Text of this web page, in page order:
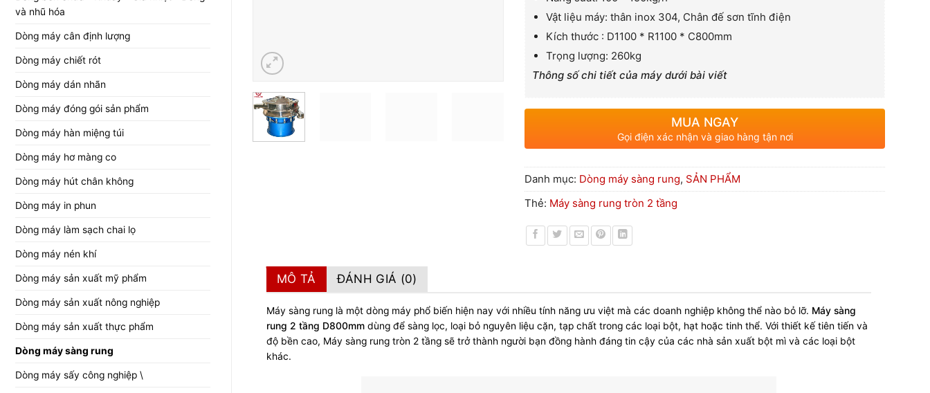
và nhũ hóa
Dòng máy cân định lượng
Dòng máy chiết rót
Dòng máy dán nhãn
Dòng máy đóng gói sản phẩm
Dòng máy hàn miệng túi
Dòng máy hơ màng co
Dòng máy hút chân không
Dòng máy in phun
Dòng máy làm sạch chai lọ
Dòng máy nén khí
Dòng máy sản xuất mỹ phẩm
Dòng máy sản xuất nông nghiệp
Dòng máy sản xuất thực phẩm
Dòng máy sàng rung
Dòng máy sấy công nghiệp \
Vật liệu máy: thân inox 304, Chân đế sơn tĩnh điện
Kích thước : D1100 * R1100 * C800mm
Trọng lượng: 260kg
Thông số chi tiết của máy dưới bài viết
MUA NGAY
Gọi điện xác nhận và giao hàng tận nơi
Danh mục: Dòng máy sàng rung, SẢN PHẨM
Thẻ: Máy sàng rung tròn 2 tầng
MÔ TẢ ĐÁNH GIÁ (0)
Máy sàng rung là một dòng máy phổ biến hiện nay với nhiều tính năng ưu việt mà các doanh nghiệp không thể nào bỏ lỡ. Máy sàng
rung 2 tầng D800mm dùng để sàng lọc, loại bỏ nguyên liệu cặn, tạp chất trong các loại bột, hạt hoặc tinh thể. Với thiết kế tiên tiến và
độ bền cao, Máy sàng rung tròn 2 tầng sẽ trở thành người bạn đồng hành đáng tin cậy của các nhà sản xuất bột mì và các loại bột
khác.